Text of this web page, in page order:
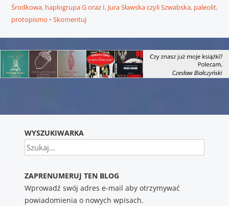
Środkowa, haplogrupa G oraz I, Jura Sławska czyli Szwabska, paleolit,
protopismo
Skomentuj
WYSZUKIWARKA
Szukaj
ZAPRENUMERUJ TEN BLOG
Wprowadź swój adres e-mail aby otrzymywać
powiadomienia o nowych wpisach.